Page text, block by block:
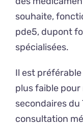
souhaite,
pde5, dupont
spécialisées.
Il est préférable
plus faible
secondaires du
consultation